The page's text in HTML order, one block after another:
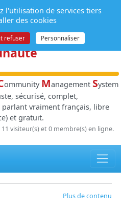
Gestion de
et de
ommunity Management System
sécurisé, complet,
vraiment français, libre
et gratuit.
11 visiteur(s) et 0 membre(s) en ligne.
Plus de contenu
l'utilisation de services tiers
des cookies
refuser Personnaliser